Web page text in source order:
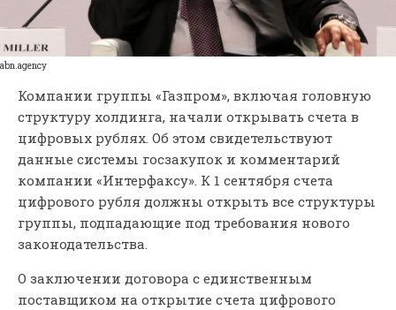
abn.agency
Компании группы «Газпром», включая головную
структуру холдинга, начали открывать счета в
цифровых рублях. Об этом свидетельствуют
данные системы госзакупок и комментарий
компании «Интерфаксу». К 1 сентября счета
цифрового рубля должны открыть все структуры
группы, подпадающие под требования нового
законодательства.
О заключении договора с единственным
поставщиком на открытие счета цифрового